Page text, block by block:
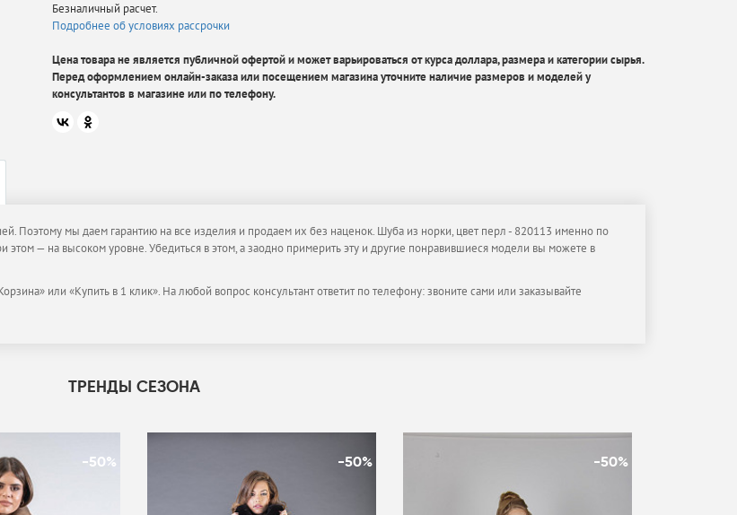
Безналичный расчет.
Подробнее об условиях рассрочки
Цена товара не является публичной офертой и может варьироваться от курса доллара, размера и категории сырья.
Перед оформлением онлайн-заказа или посещением магазина уточните наличие размеров и моделей у
консультантов в магазине или по телефону.
Поэтому мы даем гарантию на все изделия и продаем их без наценок. Шуба из норки, цвет перл - 820113 именно по
этом — на высоком уровне. Убедиться в этом, а заодно примерить эту и другие понравившиеся модели вы можете в
или «Купить в 1 клик». На любой вопрос консультант ответит по телефону: звоните сами или заказывайте
ТРЕНДЫ СЕЗОНА
-50% -50% -50%